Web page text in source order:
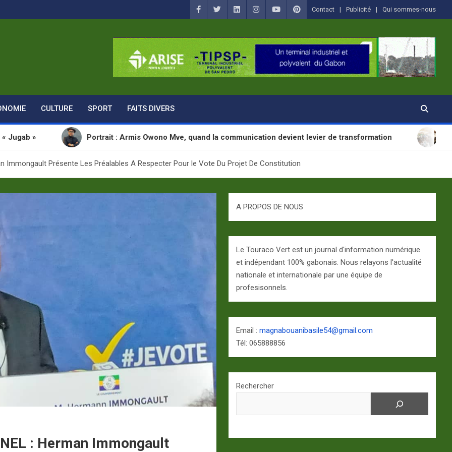
Contact Publicité Qui sommes-nous
CULTURE SPORT FAITS DIVERS
Portrait : Armis Owono Mve, quand la communication devient levier de transformation SANTÉ : La
Immongault Présente Les Préalables A Respecter Pour le Vote Du Projet De Constitution
: Herman Immongault
A PROPOS DE NOUS
Le Touraco Vert est un journal d'information numérique
et indépendant 100% gabonais. Nous relayons l'actualité
nationale et internationale par une équipe de
profesisonnels.
Email :magnabouanibasile54@gmail.com
Tél: 065888856
Rechercher